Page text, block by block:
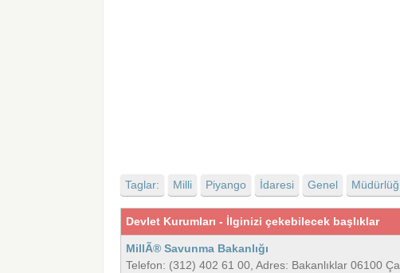
Taglar: Milli Piyango İdaresi Genel
Devlet Kurumları - İlginizi çekebilecek başlıklar
MillÃ® Savunma Bakanlığı
Telefon: (312) 402 61 00, Adres: Bakanlıklar 06100